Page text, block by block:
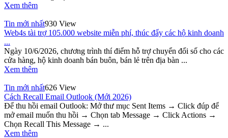
Xem thêm
Tin mới nhất930 View
Web4s tài trợ 105.000 website miễn phí, thúc đẩy các hộ kinh doanh
...
Ngày 10/6/2026, chương trình thí điểm hỗ trợ chuyển đổi số cho các
cửa hàng, hộ kinh doanh bán buôn, bán lẻ trên địa bàn ...
Xem thêm
Tin mới nhất626 View
Cách Recall Email Outlook (Mới 2026)
Để thu hồi email Outlook: Mở thư mục Sent Items → Click đúp để
mở email muốn thu hồi → Chọn tab Message → Click Actions →
Chọn Recall This Message → ...
Xem thêm